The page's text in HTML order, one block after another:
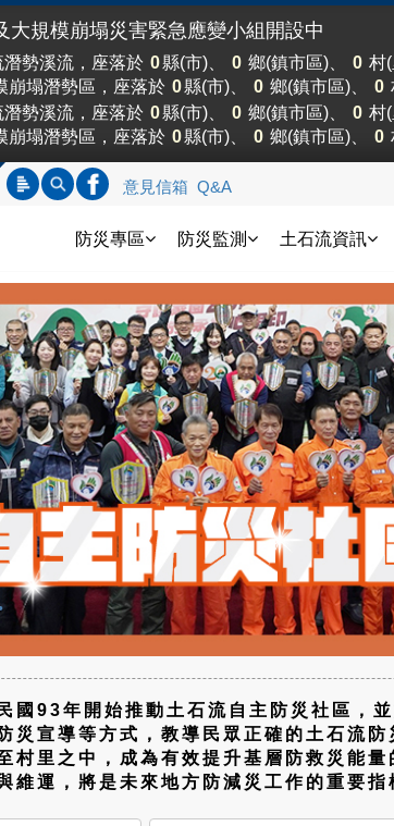
大規模崩塌災害緊急應變小組開設中
潛勢溪流，座落於 0縣(市)、 0 鄉(鎮市區)、 0 村
崩塌潛勢區，座落於 0縣(市)、 0 鄉(鎮市區)、 0
潛勢溪流，座落於 0縣(市)、 0 鄉(鎮市區)、 0 村
崩塌潛勢區，座落於 0縣(市)、 0 鄉(鎮市區)、 0
標題查詢內文查詢連結FB
意見信箱 Q&A
防災專區
防災監測 土石流資訊
國93年開始推動土石流自主防災社區，
災宣導等方式，教導民眾正確的土石流
村里之中，成為有效提升基層防救災能
維運，將是未來地方防減災工作的重要指